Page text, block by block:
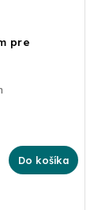
pre
Do košíka